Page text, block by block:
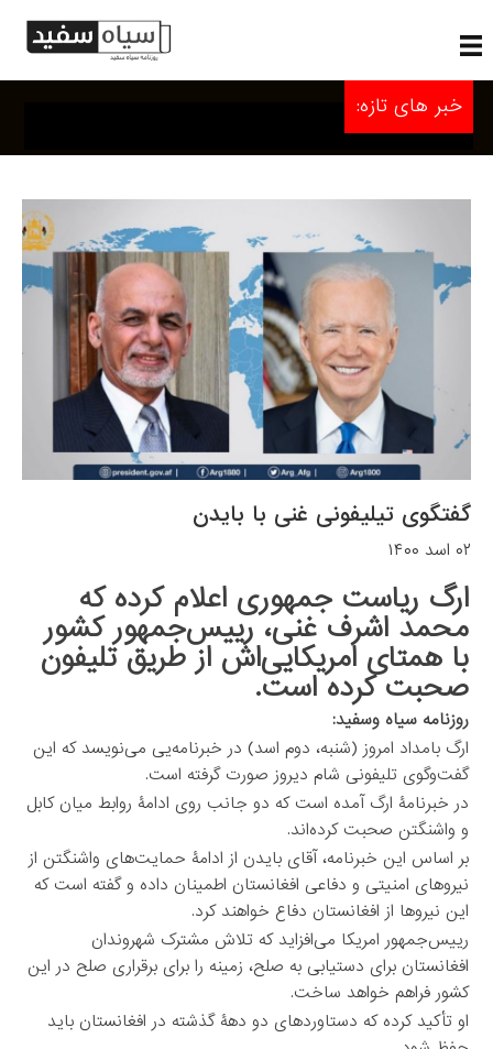
خبر های تازه:
گفتگوی تیلیفونی غنی با بایدن
۰۲ اسد ۱۴۰۰
ارگ ریاست جمهوری اعلام کرده که
محمد اشرف غنی، رییس‌جمهور کشور
با همتای امریکایی‌اش از طریق تلیفون
صحبت کرده است.
روزنامه سیاه وسفید:
ارگ بامداد امروز (شنبه، دوم اسد) در خبرنامه‌یی می‌نویسد که این
گفت‌وگوی تلیفونی شام دیروز صورت گرفته است.
در خبرنامۀ ارگ آمده است که دو جانب روی ادامۀ روابط میان کابل
و واشنگتن صحبت کرده‌اند.
بر اساس این خبرنامه، آقای بایدن از ادامۀ حمایت‌های واشنگتن از
نیروهای امنیتی و دفاعی افغانستان اطمینان داده و گفته است که
این نیروها از افغانستان دفاع خواهند کرد.
رییس‌جمهور امریکا می‌افزاید که تلاش مشترک شهروندان
افغانستان برای دستیابی به صلح، زمینه را برای برقراری صلح در این
کشور فراهم خواهد ساخت.
او تأکید کرده که دستاوردهای دو دهۀ گذشته در افغانستان باید